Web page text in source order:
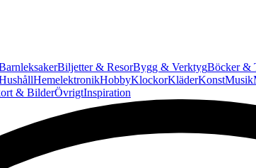
Biljetter & ResorBygg & VerktygBöcker &
HemelektronikHobbyKlockorKläderKonstMusik
& BilderÖvrigtInspiration